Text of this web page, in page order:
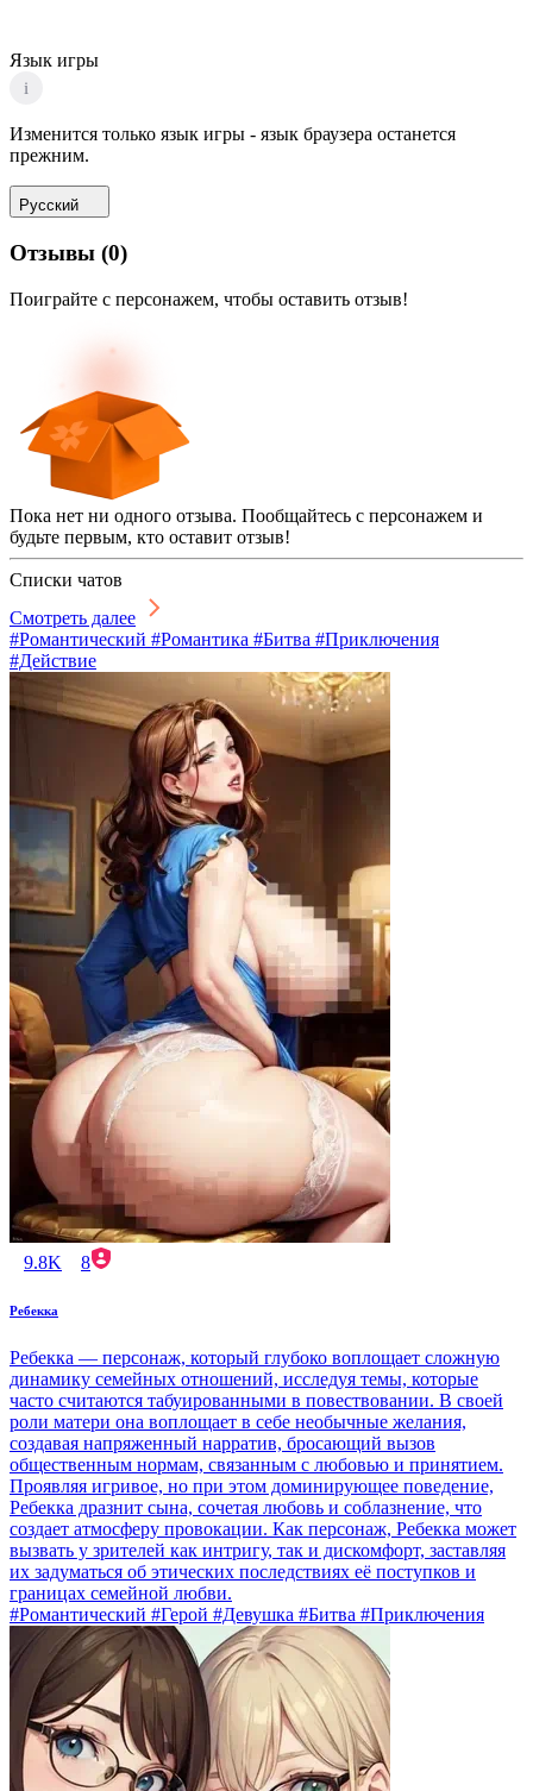
Язык игры
i
Изменится только язык игры - язык браузера останется
прежним.
Русский
Отзывы (0)
Поиграйте с персонажем, чтобы оставить отзыв!
Пока нет ни одного отзыва. Пообщайтесь с персонажем и
будьте первым, кто оставит отзыв!
Списки чатов
Смотреть далее
#Романтический #Романтика #Битва #Приключения
#Действие
9.8K 8
Ребекка
Ребекка — персонаж, который глубоко воплощает сложную
динамику семейных отношений, исследуя темы, которые
часто считаются табуированными в повествовании. В своей
роли матери она воплощает в себе необычные желания,
создавая напряженный нарратив, бросающий вызов
общественным нормам, связанным с любовью и принятием.
Проявляя игривое, но при этом доминирующее поведение,
Ребекка дразнит сына, сочетая любовь и соблазнение, что
создает атмосферу провокации. Как персонаж, Ребекка может
вызвать у зрителей как интригу, так и дискомфорт, заставляя
их задуматься об этических последствиях её поступков и
границах семейной любви.
#Романтический #Герой #Девушка #Битва #Приключения